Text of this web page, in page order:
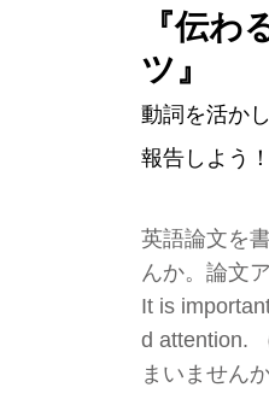
『伝わ
ツ』
動詞を活か
報告しよう！
英語論文を
んか。論文
It is
d attention.
まいませんか